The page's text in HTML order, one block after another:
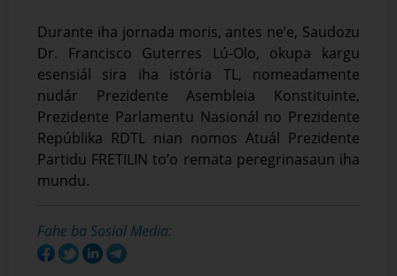
Durante iha jornada moris, antes ne’e, Saudozu
Dr. Francisco Guterres Lú-Olo, okupa kargu
esensiál sira iha istória TL, nomeadamente
nudár Prezidente Asembleia Konstituinte,
Prezidente Parlamentu Nasionál no Prezidente
Repúblika RDTL nian nomos Atuál Prezidente
Partidu FRETILIN to’o remata peregrinasaun iha
mundu.
Fahe ba Sosial Media: